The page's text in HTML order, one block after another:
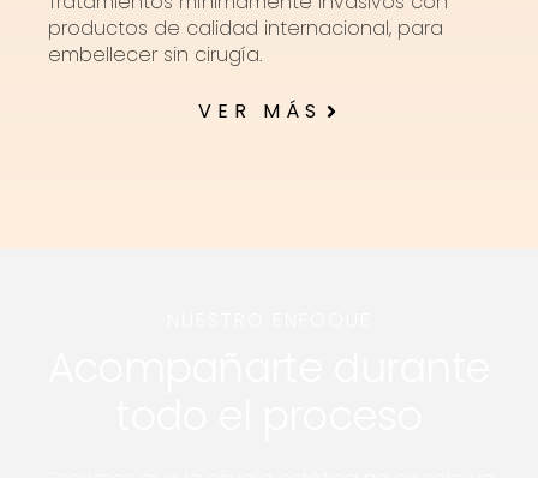
productos de calidad internacional, para
embellecer sin cirugía.
VER MÁS